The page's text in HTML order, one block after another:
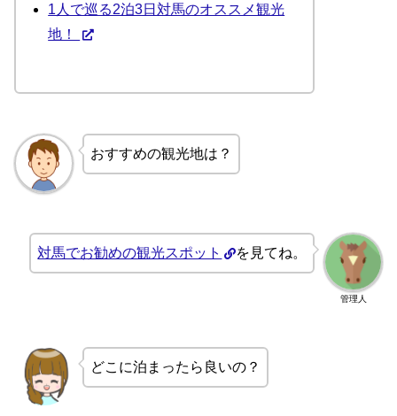
1人で巡る2泊3日対馬のオススメ観光
地！
おすすめの観光地は？
管理人
対馬でお勧めの観光スポット を見てね。
どこに泊まったら良いの？